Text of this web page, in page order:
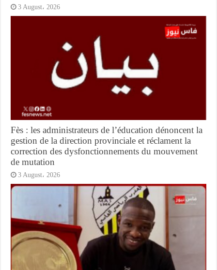
3 August، 2026
Fès : les administrateurs de l’éducation dénoncent la
gestion de la direction provinciale et réclament la
correction des dysfonctionnements du mouvement
de mutation
3 August، 2026